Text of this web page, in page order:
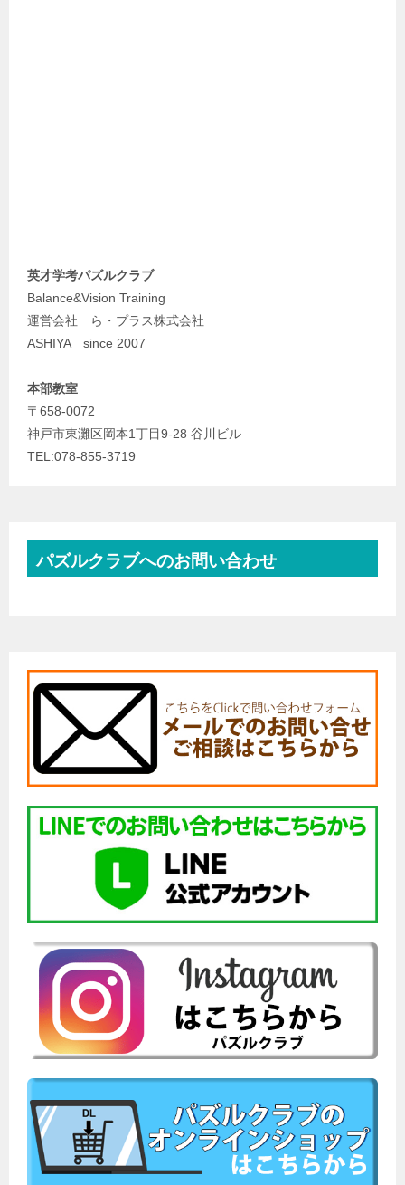
英才学考パズルクラブ
Balance&Vision Training
運営会社 ら・プラス株式会社
ASHIYA since 2007
本部教室
〒658-0072
神戸市東灘区岡本1丁目9-28 谷川ビル
TEL:078-855-3719
パズルクラブへのお問い合わせ